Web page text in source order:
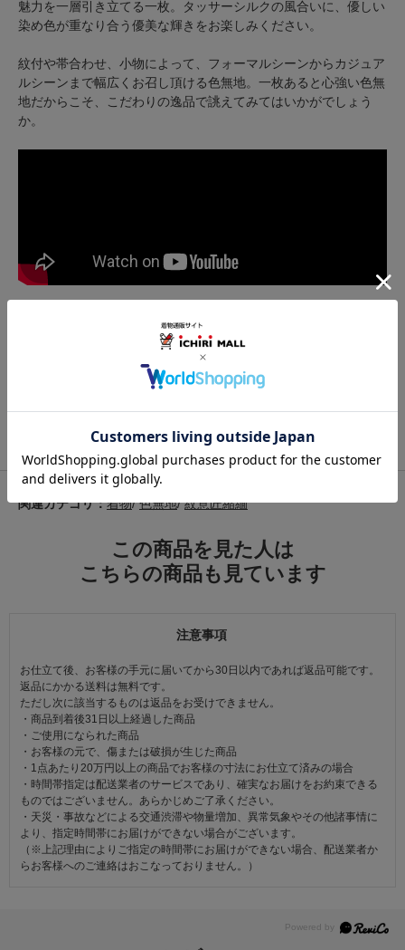
魅力を一層引き立てる一枚。タッサーシルクの風合いに、優しい
染め色が重なり合う優美な輝きをお楽しみください。
紋付や帯合わせ、小物によって、フォーマルシーンからカジュア
ルシーンまで幅広くお召し頂ける色無地。一枚あると心強い色無
地だからこそ、こだわりの逸品で誂えてみてはいかがでしょう
か。
関連コラム
色無地を１枚あつらえるなら？地模様
関連カテゴリ：着物/色無地/紋意匠縮緬
この商品を見た人は
こちらの商品も見ています
注意事項
お仕立て後、お客様の手元に届いてから30日以内であれば返品可能です。
返品にかかる送料は無料です。
ただし次に該当するものは返品をお受けできません。
・商品到着後31日以上経過した商品
・ご使用になられた商品
・お客様の元で、傷または破損が生じた商品
・1点あたり20万円以上の商品でお客様の寸法にお仕立て済みの場合
・時間帯指定は配送業者のサービスであり、確実なお届けをお約束できる
ものではございません。あらかじめご了承ください。
・天災・事故などによる交通渋滞や物量増加、異常気象やその他諸事情に
より、指定時間帯にお届けができない場合がございます。
（※上記理由によりご指定の時間帯にお届けができない場合、配送業者か
らお客様へのご連絡はおこなっておりません。）